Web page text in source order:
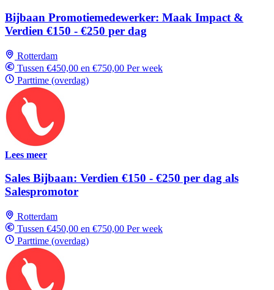
Bijbaan Promotiemedewerker: Maak Impact &
Verdien €150 - €250 per dag
Rotterdam
Tussen €450,00 en €750,00 Per week
Parttime (overdag)
Lees meer
Sales Bijbaan: Verdien €150 - €250 per dag als
Salespromotor
Rotterdam
Tussen €450,00 en €750,00 Per week
Parttime (overdag)